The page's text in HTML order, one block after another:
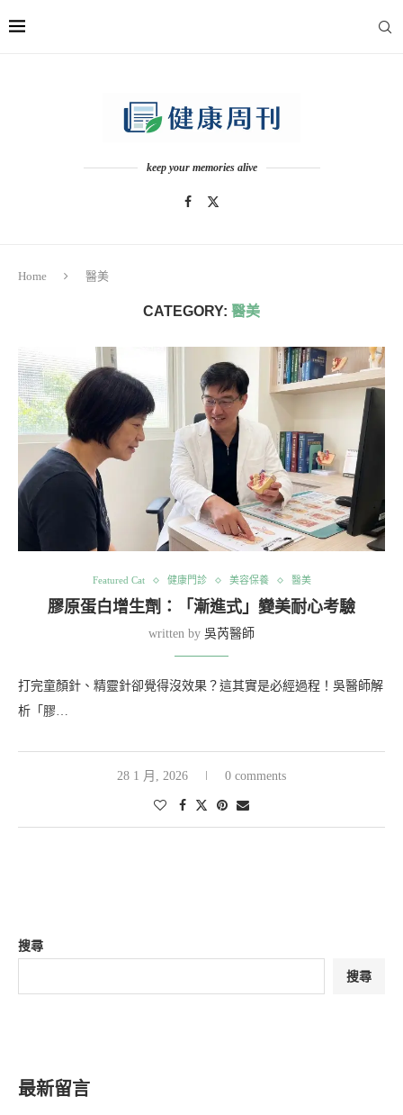
keep your memories alive
Home 醫美
CATEGORY: 醫美
Featured Cat 健康門診 美容保養 醫美
膠原蛋白增生劑：「漸進式」變美耐心考驗
written by 吳芮醫師
打完童顏針、精靈針卻覺得沒效果？這其實是必經過程！吳醫師解
析「膠…
28 1 月, 2026 0 comments
搜尋
搜尋
最新留言